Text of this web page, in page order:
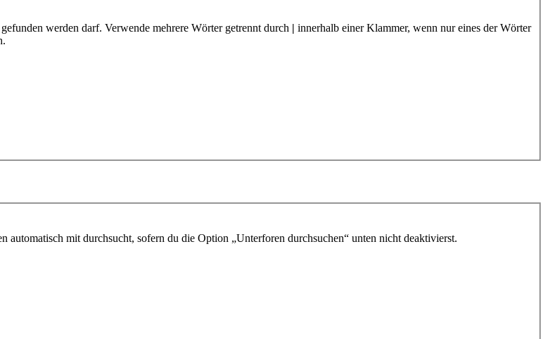
werden darf. Verwende mehrere Wörter getrennt durch | innerhalb einer Klammer, wenn nur eines der Wörter
mit durchsucht, sofern du die Option „Unterforen durchsuchen“ unten nicht deaktivierst.